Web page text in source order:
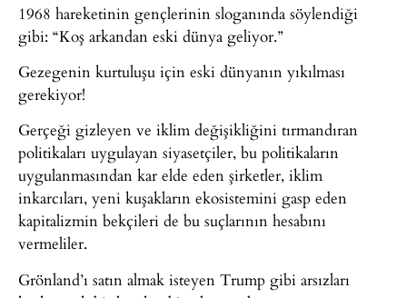
1968 hareketinin gençlerinin sloganında söylendiği
gibi: “Koş arkandan eski dünya geliyor.”
Gezegenin kurtuluşu için eski dünyanın yıkılması
gerekiyor!
Gerçeği gizleyen ve iklim değişikliğini tırmandıran
politikaları uygulayan siyasetçiler, bu politikaların
uygulanmasından kar elde eden şirketler, iklim
inkarcıları, yeni kuşakların ekosistemini gasp eden
kapitalizmin bekçileri de bu suçlarının hesabını
vermeliler.
Grönland’ı satın almak isteyen Trump gibi arsızları